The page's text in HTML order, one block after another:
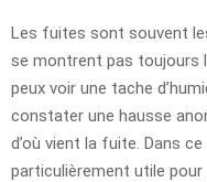
Les fuites sont souvent
se montrent pas toujours
peux voir une tache
constater une hausse
d’où vient la fuite. Dans
particulièrement utile